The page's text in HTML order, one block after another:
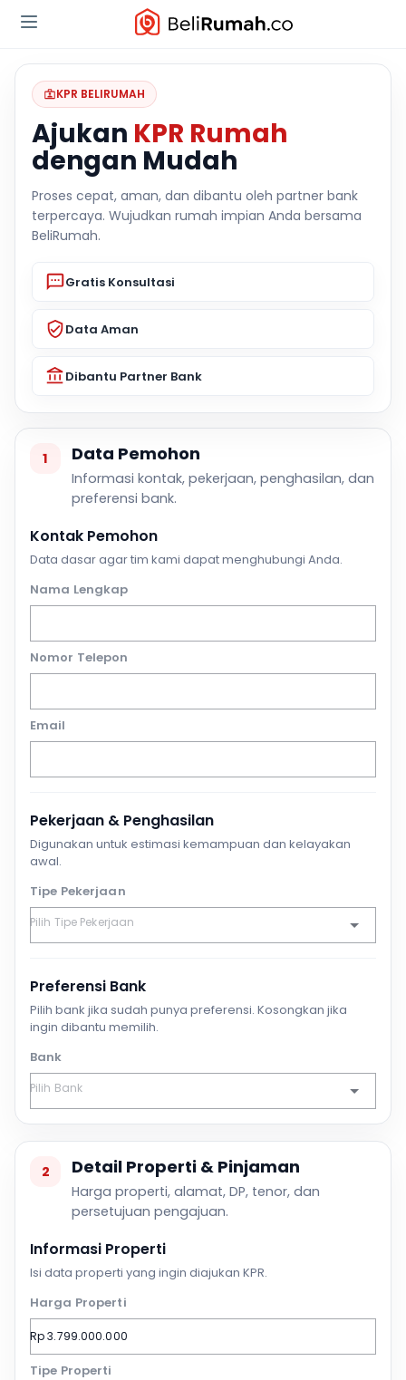
KPR BELIRUMAH
Ajukan KPR Rumah
dengan Mudah
Proses cepat, aman, dan dibantu oleh partner bank
terpercaya. Wujudkan rumah impian Anda bersama
BeliRumah.
Gratis Konsultasi
Data Aman
Dibantu Partner Bank
1 Data Pemohon
Informasi kontak, pekerjaan, penghasilan, dan
preferensi bank.
Kontak Pemohon
Data dasar agar tim kami dapat menghubungi Anda.
Nama Lengkap
Nomor Telepon
Email
Pekerjaan & Penghasilan
Digunakan untuk estimasi kemampuan dan kelayakan
awal.
Tipe Pekerjaan
Preferensi Bank
Pilih bank jika sudah punya preferensi. Kosongkan jika
ingin dibantu memilih.
Bank
2 Detail Properti & Pinjaman
Harga properti, alamat, DP, tenor, dan
persetujuan pengajuan.
Informasi Properti
Isi data properti yang ingin diajukan KPR.
Harga Properti
Tipe Properti